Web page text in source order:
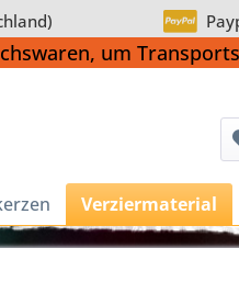
um
Verziermaterial